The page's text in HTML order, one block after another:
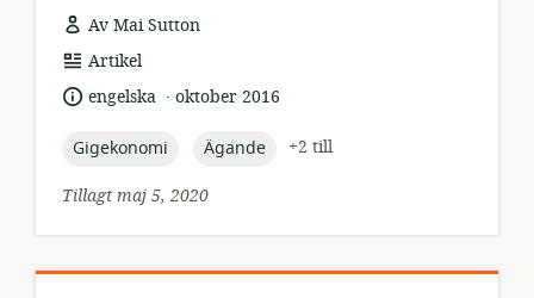
Av Mai Sutton
resursformat:
Artikel
språk:engelska .
publiceringsdatum:
oktober 2016
topic:
Gigekonomi topic:
Ägande
+2 till
Tillagt maj 5, 2020